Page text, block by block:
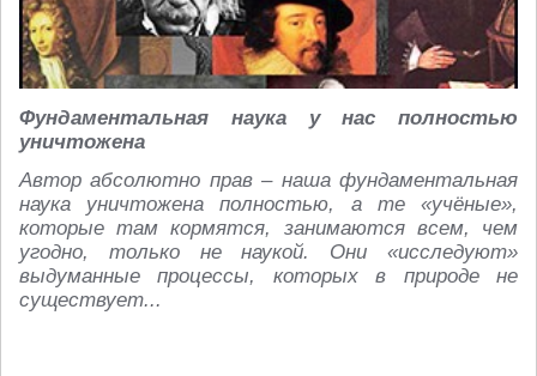
Фундаментальная наука у нас полностью
уничтожена
Автор абсолютно прав – наша фундаментальная
наука уничтожена полностью, а те «учёные»,
которые там кормятся, занимаются всем, чем
угодно, только не наукой. Они «исследуют»
выдуманные процессы, которых в природе не
существует...